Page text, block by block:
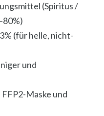
(Spiritus /
(für helle, nicht-
und
Maske und